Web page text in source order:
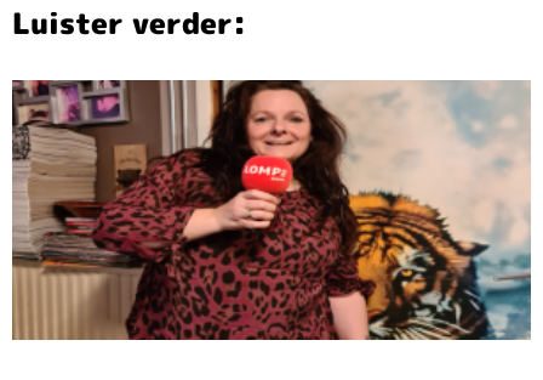
Luister verder: